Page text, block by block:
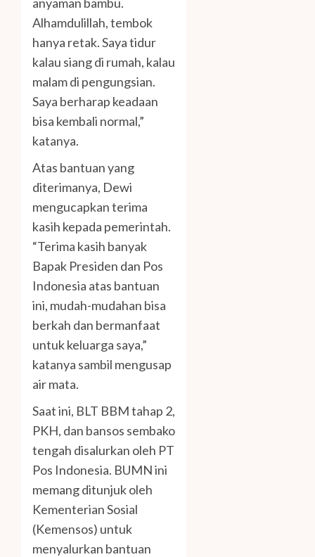
Alhamdulillah, tembok
hanya retak. Saya tidur
kalau siang di rumah, kalau
malam di pengungsian.
Saya berharap keadaan
bisa kembali normal,”
katanya.
Atas bantuan yang
diterimanya, Dewi
mengucapkan terima
kasih kepada pemerintah.
“Terima kasih banyak
Bapak Presiden dan Pos
Indonesia atas bantuan
ini, mudah-mudahan bisa
berkah dan bermanfaat
untuk keluarga saya,”
katanya sambil mengusap
air mata.
Saat ini, BLT BBM tahap 2,
PKH, dan bansos sembako
tengah disalurkan oleh PT
Pos Indonesia. BUMN ini
memang ditunjuk oleh
Kementerian Sosial
(Kemensos) untuk
menyalurkan bantuan